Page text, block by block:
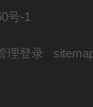
号-1
理登录